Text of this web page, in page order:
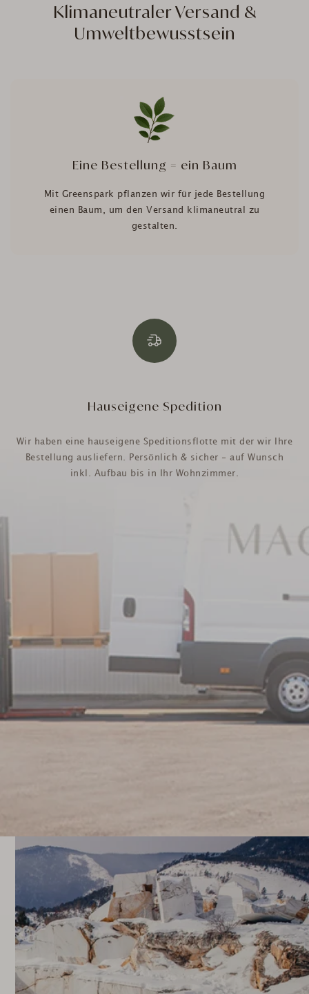
Klimaneutraler Versand &
Umweltbewusstsein
Eine Bestellung = ein Baum
Mit Greenspark pflanzen wir für jede Bestellung
einen Baum, um den Versand klimaneutral zu
gestalten.
Hauseigene Spedition
Wir haben eine hauseigene Speditionsflotte mit der wir Ihre
Bestellung ausliefern. Persönlich & sicher - auf Wunsch
inkl. Aufbau bis in Ihr Wohnzimmer.